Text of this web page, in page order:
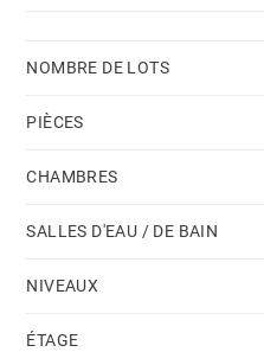
NOMBRE DE LOTS
PIÈCES
CHAMBRES
SALLES D'EAU / DE BAIN
NIVEAUX
ÉTAGE